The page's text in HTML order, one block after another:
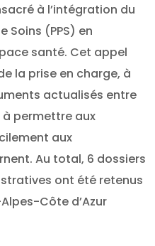
à l’intégration du
Soins (PPS) en
santé. Cet appel
la prise en charge, à
actualisés entre
permettre aux
aux
Au total, 6 dossiers
ont été retenus
Côte d’Azur